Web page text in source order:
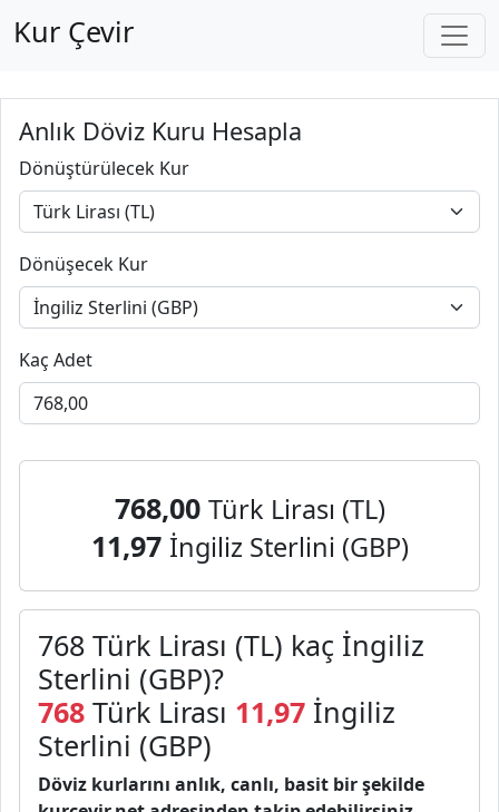
Kur Çevir
Anlık Döviz Kuru Hesapla
Dönüştürülecek Kur
Dönüşecek Kur
Kaç Adet
768,00 Türk Lirası (TL)
11,97 İngiliz Sterlini (GBP)
768 Türk Lirası (TL) kaç İngiliz
Sterlini (GBP)?
768 Türk Lirası 11,97 İngiliz
Sterlini (GBP)
Döviz kurlarını anlık, canlı, basit bir şekilde